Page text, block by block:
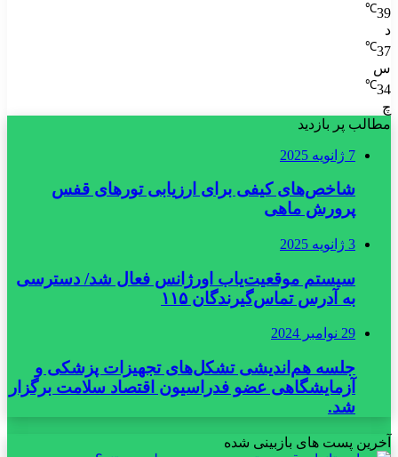
39
℃
د
37
℃
س
34
℃
چ
مطالب پر بازدید
7 ژانویه 2025
شاخص‌های کیفی برای ارزیابی تورهای قفس
پرورش ماهی
3 ژانویه 2025
سیستم موقعیت‌یاب اورژانس فعال شد/ دسترسی
به آدرس تماس‌گیرندگان ۱۱۵
29 نوامبر 2024
جلسه هم‌اندیشی تشکل‌های تجهیزات پزشکی و
آزمایشگاهی عضو فدراسیون اقتصاد سلامت برگزار
شد.
آخرین پست های بازبینی شده